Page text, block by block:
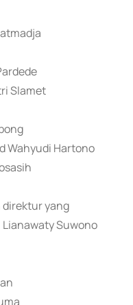
Slamet
Wahyudi Hartono
yang
Suwono